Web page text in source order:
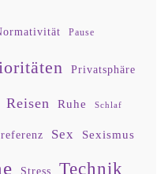
Pause
Privatsphäre
Reisen Ruhe Schlaf
Sex Sexismus
Stress Technik